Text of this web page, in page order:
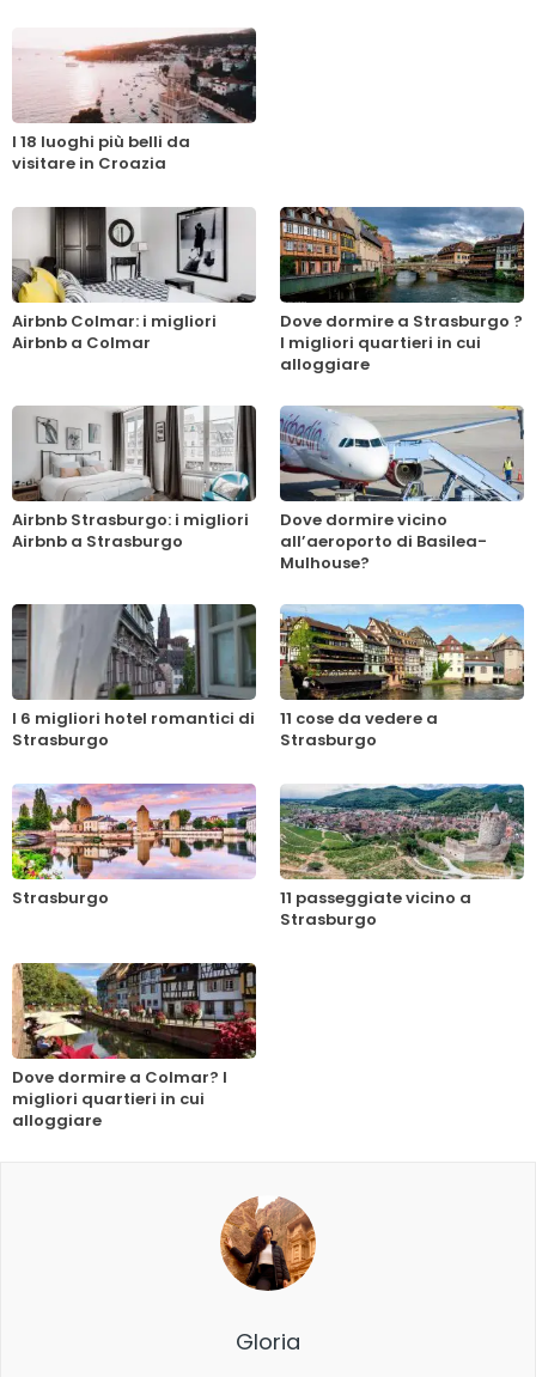
I 18 luoghi più belli da
visitare in Croazia
Airbnb Colmar: i migliori
Airbnb a Colmar
Dove dormire a Strasburgo ?
I migliori quartieri in cui
alloggiare
Airbnb Strasburgo: i migliori
Airbnb a Strasburgo
Dove dormire vicino
all’aeroporto di Basilea-
Mulhouse?
I 6 migliori hotel romantici di
Strasburgo
11 cose da vedere a
Strasburgo
Strasburgo
11 passeggiate vicino a
Strasburgo
Dove dormire a Colmar? I
migliori quartieri in cui
alloggiare
Gloria